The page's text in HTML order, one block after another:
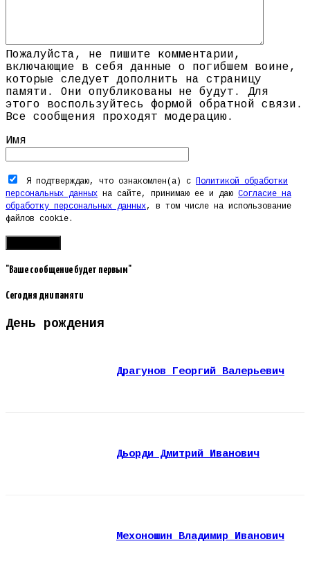
Пожалуйста, не пишите комментарии,
включающие в себя данные о погибшем воине,
которые следует дополнить на страницу
памяти. Они опубликованы не будут. Для
этого воспользуйтесь формой обратной связи.
Все сообщения проходят модерацию.
Имя
Я подтверждаю, что ознакомлен(а) с
Политикой обработки
персональных данных на сайте, принимаю ее и даю Согласие на
обработку персональных данных, в том числе на использование
файлов cookie.
"Ваше сообщение будет первым"
Сегодня дни памяти
День рождения
Драгунов Георгий Валерьевич
Дьорди Дмитрий Иванович
Мехоношин Владимир Иванович